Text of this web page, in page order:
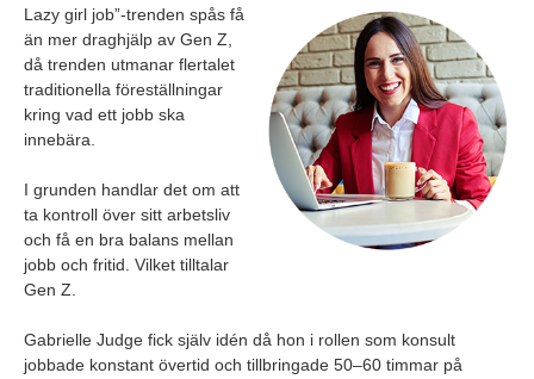
Lazy girl job”-trenden spås få
än mer draghjälp av Gen Z,
då trenden utmanar flertalet
traditionella föreställningar
kring vad ett jobb ska
innebära.
I grunden handlar det om att
ta kontroll över sitt arbetsliv
och få en bra balans mellan
jobb och fritid. Vilket tilltalar
Gen Z.
Gabrielle Judge fick själv idén då hon i rollen som konsult
jobbade konstant övertid och tillbringade 50–60 timmar på